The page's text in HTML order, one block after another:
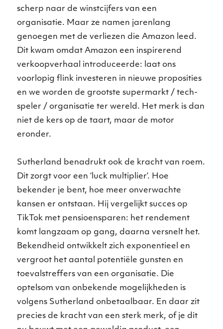
scherp naar de winstcijfers van een
organisatie. Maar ze namen jarenlang
genoegen met de verliezen die Amazon leed.
Dit kwam omdat Amazon een inspirerend
verkoopverhaal introduceerde: laat ons
voorlopig flink investeren in nieuwe proposities
en we worden de grootste supermarkt / tech-
speler / organisatie ter wereld. Het merk is dan
niet de kers op de taart, maar de motor
eronder.
Sutherland benadrukt ook de kracht van roem.
Dit zorgt voor een ‘luck multiplier’. Hoe
bekender je bent, hoe meer onverwachte
kansen er ontstaan. Hij vergelijkt succes op
TikTok­ met pensioen­sparen: het rendement
komt langzaam op gang, daarna versnelt het.
Bekendheid ontwikkelt zich exponentieel en
vergroot het aantal potentiële gunsten en
toevalstreffers van een organisatie. Die
optelsom van onbekende mogelijkheden is
volgens Sutherland onbetaalbaar. En daar zit
precies de kracht van een sterk merk, of je dit